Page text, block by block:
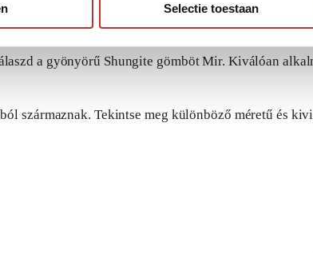
Selectie toestaan
a gyönyörű Shungite gömböt Mir. Kiválóan
származnak. Tekintse meg különböző méretű és